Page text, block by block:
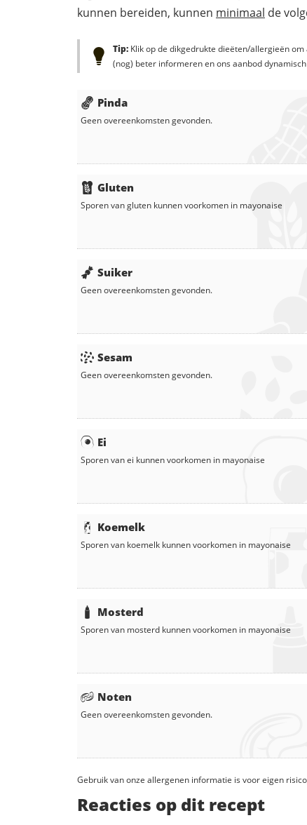
kunnen bereiden, kunnen minimaal de
Tip: Klik op de dikgedrukte dieëten/allergieën
(nog) beter informeren en ons aanbod
Pinda
Geen overeenkomsten gevonden.
Gluten
Sporen van gluten kunnen voorkomen in mayonaise
Suiker
Geen overeenkomsten gevonden.
Sesam
Geen overeenkomsten gevonden.
Ei
Sporen van ei kunnen voorkomen in mayonaise
Koemelk
Sporen van koemelk kunnen voorkomen in mayonaise
Mosterd
Sporen van mosterd kunnen voorkomen in mayonaise
Noten
Geen overeenkomsten gevonden.
Gebruik van onze allergenen informatie is voor eigen
Reacties op dit recept